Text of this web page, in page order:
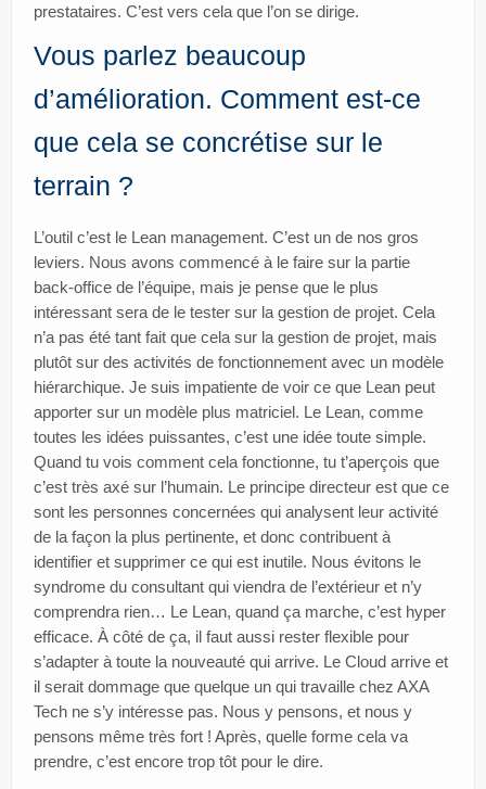
prestataires. C’est vers cela que l’on se dirige.
Vous parlez beaucoup
d’amélioration. Comment est-ce
que cela se concrétise sur le
terrain ?
L’outil c’est le Lean management. C’est un de nos gros
leviers. Nous avons commencé à le faire sur la partie
back-office de l’équipe, mais je pense que le plus
intéressant sera de le tester sur la gestion de projet. Cela
n’a pas été tant fait que cela sur la gestion de projet, mais
plutôt sur des activités de fonctionnement avec un modèle
hiérarchique. Je suis impatiente de voir ce que Lean peut
apporter sur un modèle plus matriciel. Le Lean, comme
toutes les idées puissantes, c’est une idée toute simple.
Quand tu vois comment cela fonctionne, tu t’aperçois que
c’est très axé sur l’humain. Le principe directeur est que ce
sont les personnes concernées qui analysent leur activité
de la façon la plus pertinente, et donc contribuent à
identifier et supprimer ce qui est inutile. Nous évitons le
syndrome du consultant qui viendra de l’extérieur et n’y
comprendra rien… Le Lean, quand ça marche, c’est hyper
efficace. À côté de ça, il faut aussi rester flexible pour
s’adapter à toute la nouveauté qui arrive. Le Cloud arrive et
il serait dommage que quelque un qui travaille chez AXA
Tech ne s’y intéresse pas. Nous y pensons, et nous y
pensons même très fort ! Après, quelle forme cela va
prendre, c’est encore trop tôt pour le dire.